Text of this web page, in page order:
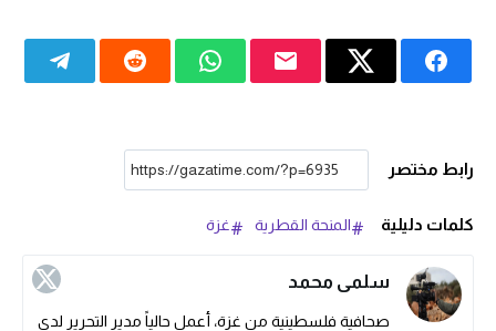
رابط مختصر
كلمات دليلية المنحة القطرية غزة
سلمى محمد
صحافية فلسطينية من غزة، أعمل حالياً مدير التحرير لدى